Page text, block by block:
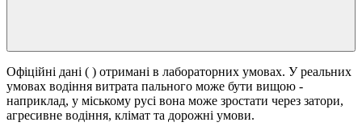
Офіційні дані ( ) отримані в лабораторних умовах. У реальних
умовах водіння витрата пального може бути вищою -
наприклад, у міському русі вона може зростати через затори,
агресивне водіння, клімат та дорожні умови.